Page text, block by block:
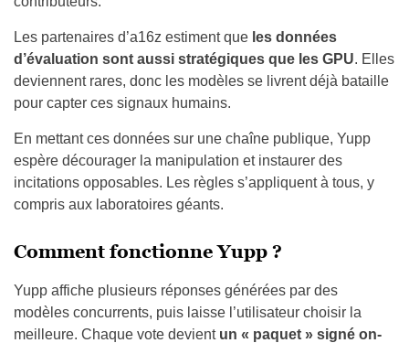
Les partenaires d’a16z estiment que les données
d’évaluation sont aussi stratégiques que les GPU. Elles
deviennent rares, donc les modèles se livrent déjà bataille
pour capter ces signaux humains.
En mettant ces données sur une chaîne publique, Yupp
espère décourager la manipulation et instaurer des
incitations opposables. Les règles s’appliquent à tous, y
compris aux laboratoires géants.
Comment fonctionne Yupp ?
Yupp affiche plusieurs réponses générées par des
modèles concurrents, puis laisse l’utilisateur choisir la
meilleure. Chaque vote devient un « paquet » signé on-